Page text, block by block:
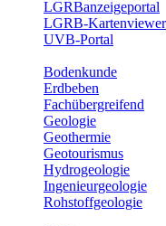
LGRBanzeigeportal
LGRB-Kartenviewer
UVB-Portal
Bodenkunde
Erdbeben
Fachübergreifend
Geologie
Geothermie
Geotourismus
Hydrogeologie
Ingenieurgeologie
Rohstoffgeologie